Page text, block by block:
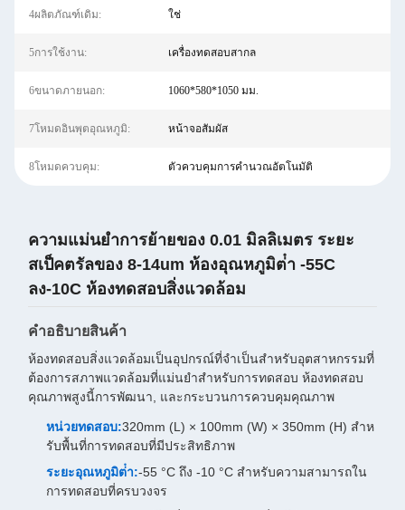
4ผลิตภัณฑ์เดิม: ใช่
5การใช้งาน: เครื่องทดสอบสากล
6ขนาดภายนอก: 1060*580*1050 มม.
7โหมดอินพุตอุณหภูมิ: หน้าจอสัมผัส
8โหมดควบคุม: ตัวควบคุมการคำนวณอัตโนมัติ
ความแม่นยําการย้ายของ 0.01 มิลลิเมตร ระยะ
สเป็คตรัลของ 8-14um ห้องอุณหภูมิต่ํา -55C
ลง-10C ห้องทดสอบสิ่งแวดล้อม
คําอธิบายสินค้า
ห้องทดสอบสิ่งแวดล้อมเป็นอุปกรณ์ที่จําเป็นสําหรับอุตสาหกรรมที่
ต้องการสภาพแวดล้อมที่แม่นยําสําหรับการทดสอบ ห้องทดสอบ
คุณภาพสูงนี้การพัฒนา, และกระบวนการควบคุมคุณภาพ
หน่วยทดสอบ:320mm (L) × 100mm (W) × 350mm (H) สําห
รับพื้นที่การทดสอบที่มีประสิทธิภาพ
ระยะอุณหภูมิต่ํา:-55 °C ถึง -10 °C สําหรับความสามารถใน
การทดสอบที่ครบวงจร